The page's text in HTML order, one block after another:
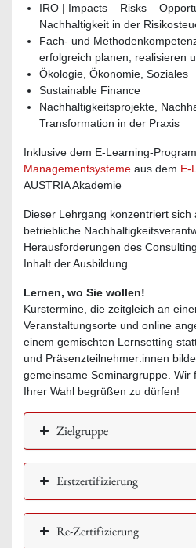
IRO | Impacts – Risks –
Nachhaltigkeit in der
Fach- und
erfolgreich planen, realisieren
Ökologie, Ökonomie, Soziales
Sustainable Finance
Nachhaltigkeitsprojekte,
Transformation in der Praxis
Inklusive dem E-Learning-
Managementsysteme aus dem E-
AUSTRIA Akademie
Dieser Lehrgang konzentriert sich
betriebliche
Herausforderungen des
Inhalt der Ausbildung.
Lernen, wo Sie wollen!
Kurstermine, die zeitgleich an
Veranstaltungsorte und online
einem gemischten Lernsetting
und Präsenzteilnehmer:innen
gemeinsame Seminargruppe. Wir
Ihrer Wahl begrüßen zu dürfen!
Zielgruppe
Erstzertifizierung
Re-Zertifizierung